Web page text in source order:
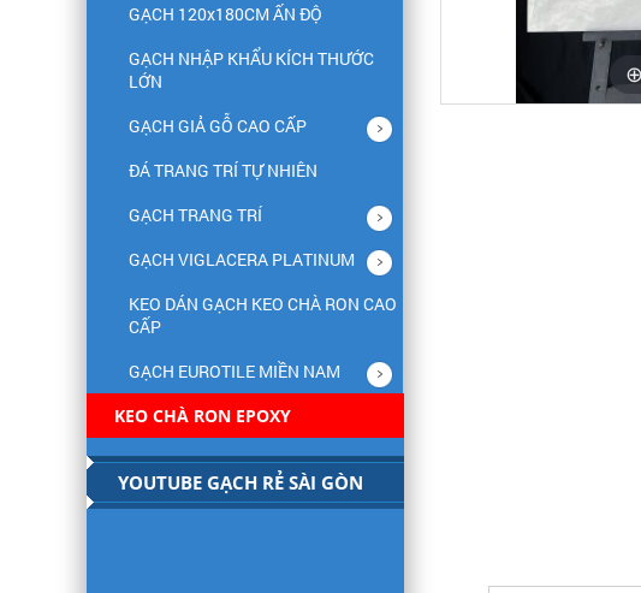
GẠCH 120x180CM ẤN ĐỘ
GẠCH NHẬP KHẨU KÍCH THƯỚC
LỚN
GẠCH GIẢ GỖ CAO CẤP
ĐÁ TRANG TRÍ TỰ NHIÊN
GẠCH TRANG TRÍ
GẠCH VIGLACERA PLATINUM
KEO DÁN GẠCH KEO CHÀ RON CAO
CẤP
GẠCH EUROTILE MIỀN NAM
KEO CHÀ RON EPOXY
YOUTUBE GẠCH RẺ SÀI GÒN